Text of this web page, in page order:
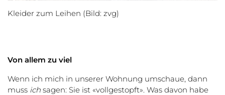
Kleider zum Leihen (Bild: zvg)
Von allem zu viel
Wenn ich mich in unserer Wohnung umschaue, dann
muss ich sagen: Sie ist «vollgestopft». Was davon habe